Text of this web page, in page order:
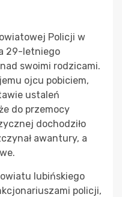
Policji w
29-letniego
swoimi rodzicami.
ojcu pobiciem,
ustaleń
do przemocy
dochodziło
awantury, a
lubińskiego
policji,